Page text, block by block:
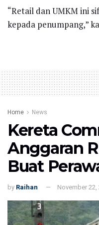
“Retail dan UMKM ini
kepada penumpang,”
Home News
Kereta
Anggaran
Buat
by Raihan November 22,